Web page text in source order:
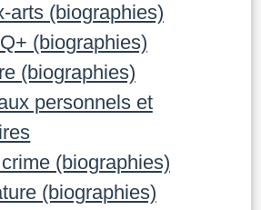
arts (biographies)
(biographies)
(biographies)
personnels et
(biographies)
(biographies)